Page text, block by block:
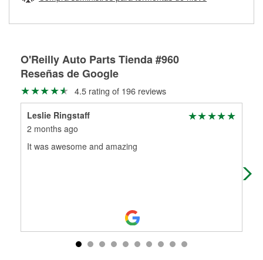
partes de reemplazo correctas para tu reparación.
O'Reilly Auto Parts Tienda #960
Reseñas de Google
4.5 rating of 196 reviews
Leslie Ringstaff
2 months ago
It was awesome and amazing